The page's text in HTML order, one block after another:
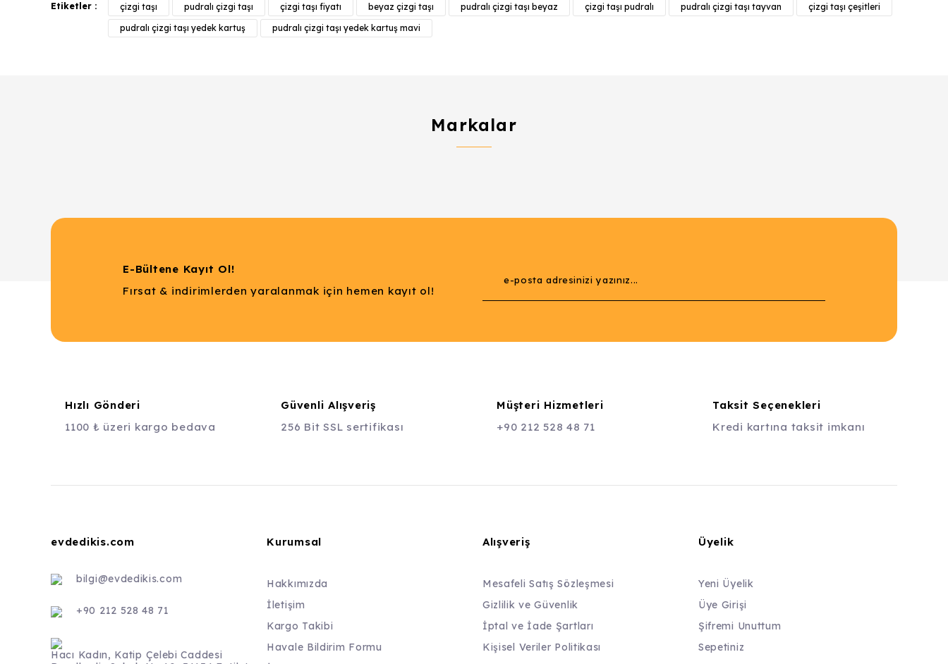
Yorum Yaz
Ürün resmi kalitesiz, bozuk veya görüntülenemiyor.
Ürün açıklamasında eksik bilgiler bulunuyor.
Gönder
Etiketler : çizgi taşı pudralı çizgi taşı çizgi taşı fiyatı beyaz çizgi taşı pudralı çizgi taşı beyaz çizgi taşı pudralı pudralı çizgi taşı tayvan
çizgi taşı çeşitleri
pudralı çizgi taşı yedek kartuş
pudralı çizgi taşı yedek kartuş mavi
Markalar
E-Bültene Kayıt Ol!
Fırsat & indirimlerden yaralanmak için hemen kayıt ol!
Hızlı Gönderi
1100 ₺ üzeri kargo bedava
Güvenli Alışveriş
256 Bit SSL sertifikası
Müşteri Hizmetleri
+90 212 528 48 71
Taksit Seçenekleri
Kredi kartına taksit imkanı
evdedikis.com
bilgi@evdedikis.com
+90 212 528 48 71
Hacı Kadın, Katip Çelebi Caddesi
Kurumsal
Hakkımızda
İletişim
Kargo Takibi
Havale Bildirim Formu
Alışveriş
Mesafeli Satış Sözleşmesi
Gizlilik ve Güvenlik
İptal ve İade Şartları
Kişisel Veriler Politikası
Üyelik
Yeni Üyelik
Üye Girişi
Şifremi Unuttum
Sepetiniz